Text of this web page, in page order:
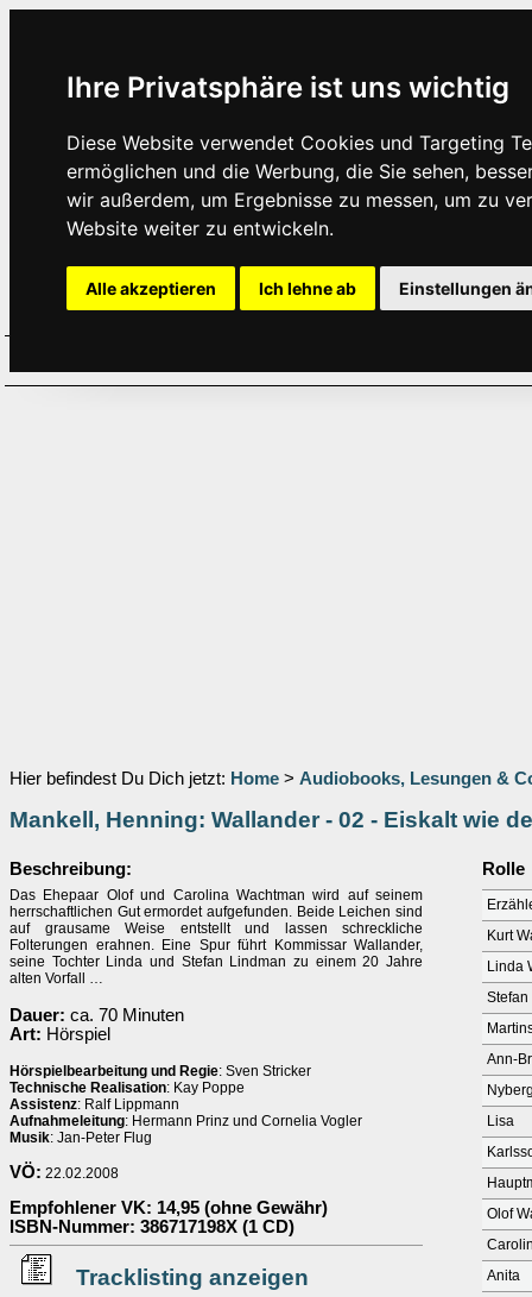
Ihre Privatsphäre ist uns wichtig
Diese Website verwendet Cookies und Targeting
ermöglichen und die Werbung, die Sie sehen,
wir außerdem, um Ergebnisse zu messen, um zu
Website weiter zu entwickeln.
Alle akzeptieren Ich lehne ab Einstellungen
Hier befindest Du Dich jetzt: Home > Audiobooks, Lesungen &
Mankell, Henning: Wallander - 02 - Eiskalt wie
Beschreibung:
Das Ehepaar Olof und Carolina Wachtman wird auf seinem
herrschaftlichen Gut ermordet aufgefunden. Beide Leichen sind
auf grausame Weise entstellt und lassen schreckliche
Folterungen erahnen. Eine Spur führt Kommissar Wallander,
seine Tochter Linda und Stefan Lindman zu einem 20 Jahre
alten Vorfall …
Dauer: ca. 70 Minuten
Art: Hörspiel
Hörspielbearbeitung und Regie: Sven Stricker
Technische Realisation: Kay Poppe
Assistenz: Ralf Lippmann
Aufnahmeleitung: Hermann Prinz und Cornelia Vogler
Musik: Jan-Peter Flug
VÖ: 22.02.2008
Empfohlener VK: 14,95 (ohne Gewähr)
ISBN-Nummer: 386717198X (1 CD)
Tracklisting anzeigen
Rolle
Kurt
Linda
Ann-
Lisa
Olof
Anita